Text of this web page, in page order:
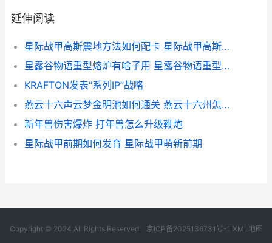
延伸阅读
星际战甲高斯震地方法如何配卡 星际战甲高斯部件
星露谷物语重型熔炉有啥子用 星露谷物语重型熔炉怎么获得
KRAFTON发表“系列IP”战略
燕云十六声云梦金明池如何通关 燕云十六州怎么念
新年兽伤害爆炸 打年兽怎么升级鞭炮
星际战甲前期如何发育 星际战甲萌新前期
Copyright © 2024 All Rights Reserved. 京ICP备2025136731号-1 XML地图